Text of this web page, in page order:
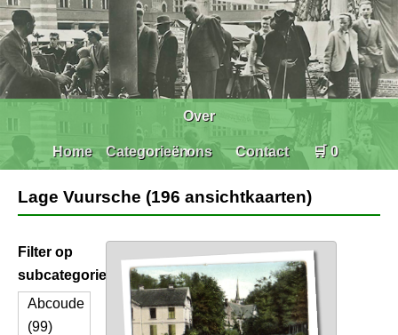
Home Categorieën
Over
ons Contact 🛒 0
Lage Vuursche (196 ansichtkaarten)
Filter op
subcategorie
Abcoude
(99)